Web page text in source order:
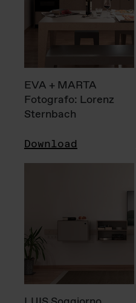
EVA + MARTA
Fotografo: Lorenz
Sternbach
Download